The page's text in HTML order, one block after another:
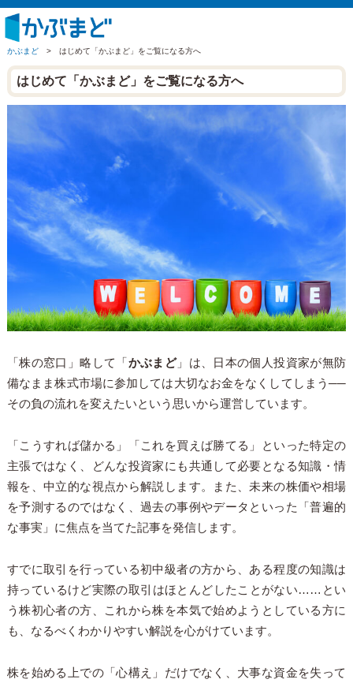
かぶまど > はじめて「かぶまど」をご覧になる方へ
はじめて「かぶまど」をご覧になる方へ
「株の窓口」略して「かぶまど」は、日本の個人投資家が無防
備なまま株式市場に参加しては大切なお金をなくしてしまう──
その負の流れを変えたいという思いから運営しています。
「こうすれば儲かる」「これを買えば勝てる」といった特定の
主張ではなく、どんな投資家にも共通して必要となる知識・情
報を、中立的な視点から解説します。また、未来の株価や相場
を予測するのではなく、過去の事例やデータといった「普遍的
な事実」に焦点を当てた記事を発信します。
すでに取引を行っている初中級者の方から、ある程度の知識は
持っているけど実際の取引はほとんどしたことがない……とい
う株初心者の方、これから株を本気で始めようとしている方に
も、なるべくわかりやすい解説を心がけています。
株を始める上での「心構え」だけでなく、大事な資金を失って